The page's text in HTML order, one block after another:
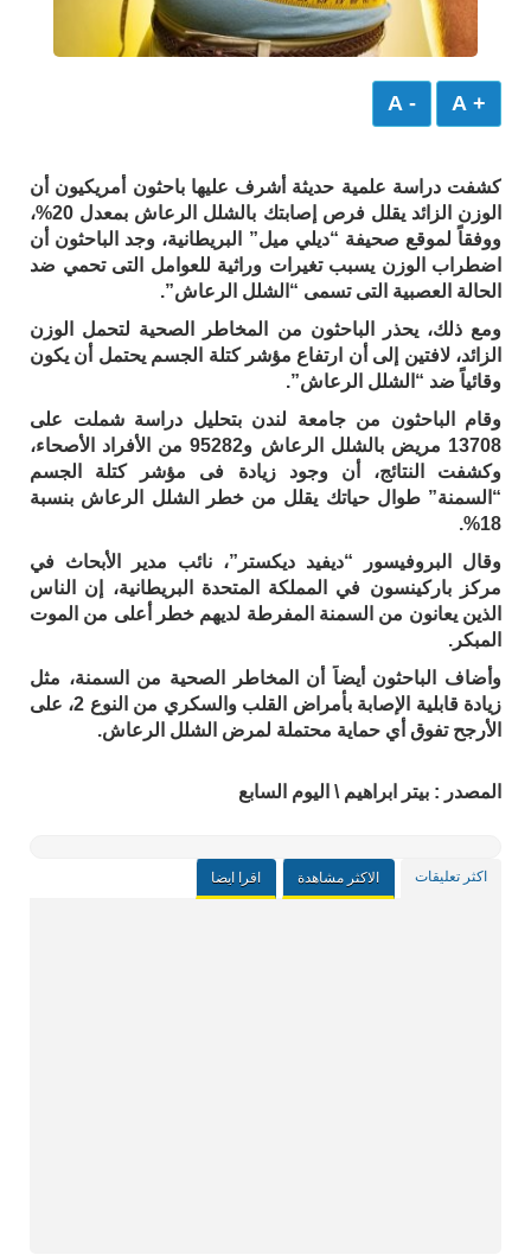
+ A
- A
كشفت دراسة علمية حديثة أشرف عليها باحثون أمريكيون أن
الوزن الزائد يقلل فرص إصابتك بالشلل الرعاش بمعدل 20%،
ووفقاً لموقع صحيفة “ديلي ميل” البريطانية، وجد الباحثون أن
اضطراب الوزن يسبب تغيرات وراثية للعوامل التى تحمي ضد
الحالة العصبية التى تسمى “الشلل الرعاش”.
ومع ذلك، يحذر الباحثون من المخاطر الصحية لتحمل الوزن
الزائد، لافتين إلى أن ارتفاع مؤشر كتلة الجسم يحتمل أن يكون
وقائياً ضد “الشلل الرعاش”.
وقام الباحثون من جامعة لندن بتحليل دراسة شملت على
13708 مريض بالشلل الرعاش و95282 من الأفراد الأصحاء،
وكشفت النتائج، أن وجود زيادة فى مؤشر كتلة الجسم
“السمنة” طوال حياتك يقلل من خطر الشلل الرعاش بنسبة
18%.
وقال البروفيسور “ديفيد ديكستر”، نائب مدير الأبحاث في
مركز باركينسون في المملكة المتحدة البريطانية، إن الناس
الذين يعانون من السمنة المفرطة لديهم خطر أعلى من الموت
المبكر.
وأضاف الباحثون أيضاً أن المخاطر الصحية من السمنة، مثل
زيادة قابلية الإصابة بأمراض القلب والسكري من النوع 2، على
الأرجح تفوق أي حماية محتملة لمرض الشلل الرعاش.
المصدر : بيتر ابراهيم \ اليوم السابع
اكثر تعليقات الاكثر مشاهدة اقرا ايضا